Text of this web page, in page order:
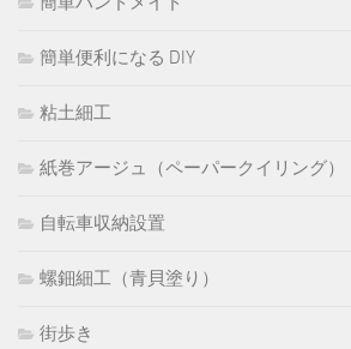
簡単便利になる DIY
粘土細工
紙巻アージュ（ペーパークイリング）
自転車収納設置
螺鈿細工（青貝塗り）
街歩き